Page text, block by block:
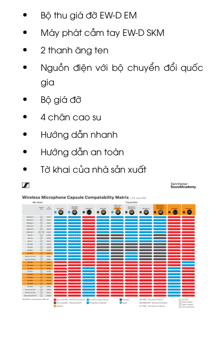
Bộ thu giá đỡ EW-DEM
Máy phát cầm tay EW-DSKM
2 thanh ăng ten
Nguồn điện với bộ chuyển đổi quốc
gia
Bộ giá đỡ
4 chân cao su
Hướng dẫn nhanh
Hướng dẫn an toàn
Tờ khai của nhà sản xuất